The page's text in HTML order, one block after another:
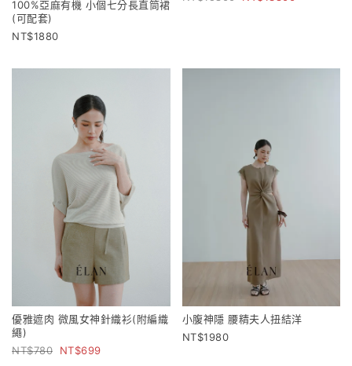
100%亞麻有機 小個七分長直筒裙
(可配套)
1880
優雅遮肉 微風女神針織衫(附編織
繩)
780
699
小腹神隱 腰精夫人扭結洋
1980